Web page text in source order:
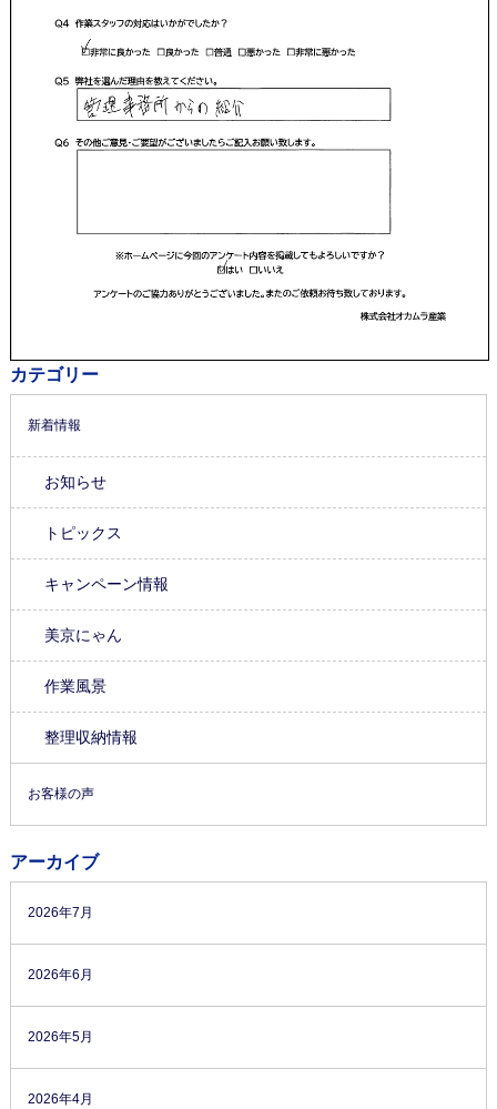
カテゴリー
新着情報
お知らせ
トピックス
キャンペーン情報
美京にゃん
作業風景
整理収納情報
お客様の声
アーカイブ
2026年7月
2026年6月
2026年5月
2026年4月